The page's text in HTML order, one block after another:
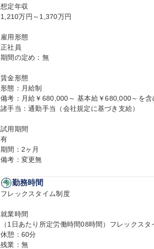
想定年収
1,210万円～1,370万円
雇用形態
正社員
期間の定め：無
賃金形態
形態：月給制
備考：月給￥680,000～ 基本給￥680,000～を含
諸手当：通勤手当（会社規定に基づき支給）
試用期間
有
期間：2ヶ月
備考：変更無
勤務時間
フレックスタイム制度
就業時間
（1日あたり所定労働時間08時間）フレックスタ
休憩：60分
残業：無